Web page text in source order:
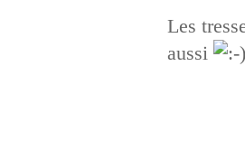
Les
aussi